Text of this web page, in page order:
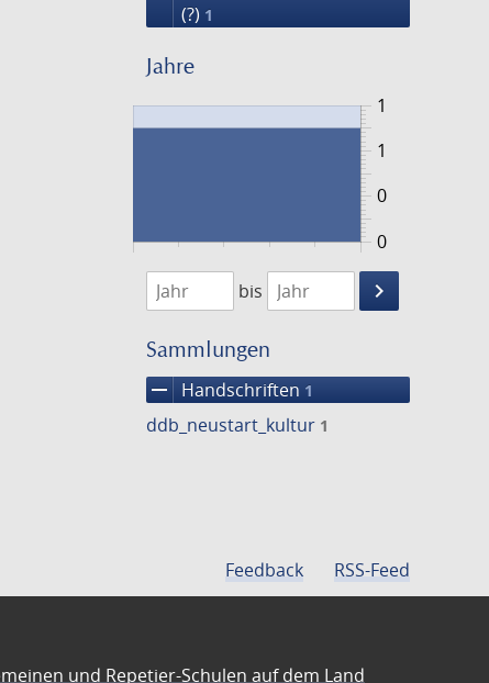
(?) 1
Jahre
0
1
0
1
1474
1475
bis
keyboard_arrow_right
Suche
Sammlungen
remove Handschriften 1
ddb_neustart_kultur 1
Feedback RSS-Feed
und Repetier-Schulen auf dem Land